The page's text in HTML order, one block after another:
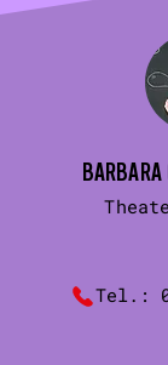
BARBARA
Tel.: